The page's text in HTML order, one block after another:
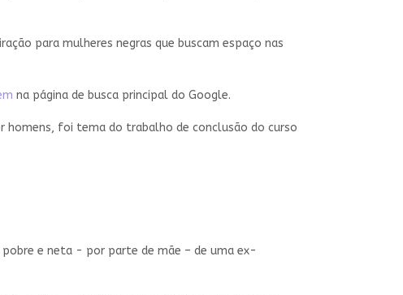
para mulheres negras que buscam espaço nas
na página de busca principal do Google.
homens, foi tema do trabalho de conclusão do curso
pobre e neta - por parte de mãe – de uma ex-